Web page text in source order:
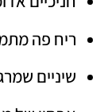
ריח פה
שיניים